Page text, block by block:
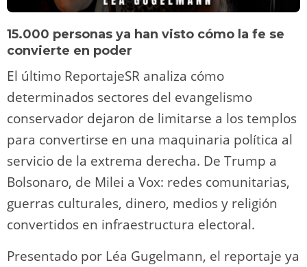
15.000 personas ya han visto cómo la fe se
convierte en poder
El último ReportajeSR analiza cómo
determinados sectores del evangelismo
conservador dejaron de limitarse a los templos
para convertirse en una maquinaria política al
servicio de la extrema derecha. De Trump a
Bolsonaro, de Milei a Vox: redes comunitarias,
guerras culturales, dinero, medios y religión
convertidos en infraestructura electoral.
Presentado por Léa Gugelmann, el reportaje ya